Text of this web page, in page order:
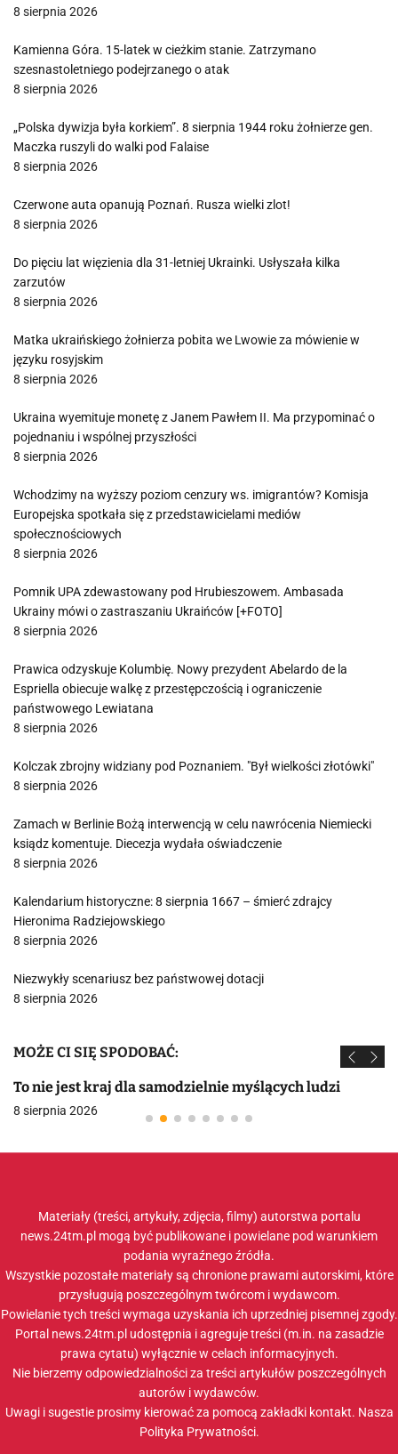
8 sierpnia 2026
Kamienna Góra. 15-latek w cieżkim stanie. Zatrzymano
szesnastoletniego podejrzanego o atak
8 sierpnia 2026
„Polska dywizja była korkiem”. 8 sierpnia 1944 roku żołnierze gen.
Maczka ruszyli do walki pod Falaise
8 sierpnia 2026
Czerwone auta opanują Poznań. Rusza wielki zlot!
8 sierpnia 2026
Do pięciu lat więzienia dla 31-letniej Ukrainki. Usłyszała kilka
zarzutów
8 sierpnia 2026
Matka ukraińskiego żołnierza pobita we Lwowie za mówienie w
języku rosyjskim
8 sierpnia 2026
Ukraina wyemituje monetę z Janem Pawłem II. Ma przypominać o
pojednaniu i wspólnej przyszłości
8 sierpnia 2026
Wchodzimy na wyższy poziom cenzury ws. imigrantów? Komisja
Europejska spotkała się z przedstawicielami mediów
społecznościowych
8 sierpnia 2026
Pomnik UPA zdewastowany pod Hrubieszowem. Ambasada
Ukrainy mówi o zastraszaniu Ukraińców [+FOTO]
8 sierpnia 2026
Prawica odzyskuje Kolumbię. Nowy prezydent Abelardo de la
Espriella obiecuje walkę z przestępczością i ograniczenie
państwowego Lewiatana
8 sierpnia 2026
Kolczak zbrojny widziany pod Poznaniem. "Był wielkości złotówki"
8 sierpnia 2026
Zamach w Berlinie Bożą interwencją w celu nawrócenia Niemiecki
ksiądz komentuje. Diecezja wydała oświadczenie
8 sierpnia 2026
Kalendarium historyczne: 8 sierpnia 1667 – śmierć zdrajcy
Hieronima Radziejowskiego
8 sierpnia 2026
Niezwykły scenariusz bez państwowej dotacji
8 sierpnia 2026
MOŻE CI SIĘ SPODOBAĆ:
To nie jest kraj dla samodzielnie myślących ludzi
8 sierpnia 2026
Materiały (treści, artykuły, zdjęcia, filmy) autorstwa portalu
news.24tm.pl mogą być publikowane i powielane pod warunkiem
podania wyraźnego źródła.
Wszystkie pozostałe materiały są chronione prawami autorskimi, które
przysługują poszczególnym twórcom i wydawcom.
Powielanie tych treści wymaga uzyskania ich uprzedniej pisemnej zgody.
Portal news.24tm.pl udostępnia i agreguje treści (m.in. na zasadzie
prawa cytatu) wyłącznie w celach informacyjnych.
Nie bierzemy odpowiedzialności za treści artykułów poszczególnych
autorów i wydawców.
Uwagi i sugestie prosimy kierować za pomocą zakładki kontakt. Nasza
Polityka Prywatności.